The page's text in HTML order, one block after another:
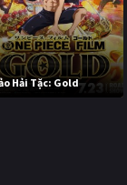
Hải Tặc: Gold